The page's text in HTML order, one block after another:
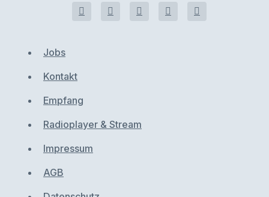
Jobs
Kontakt
Empfang
Radioplayer & Stream
Impressum
AGB